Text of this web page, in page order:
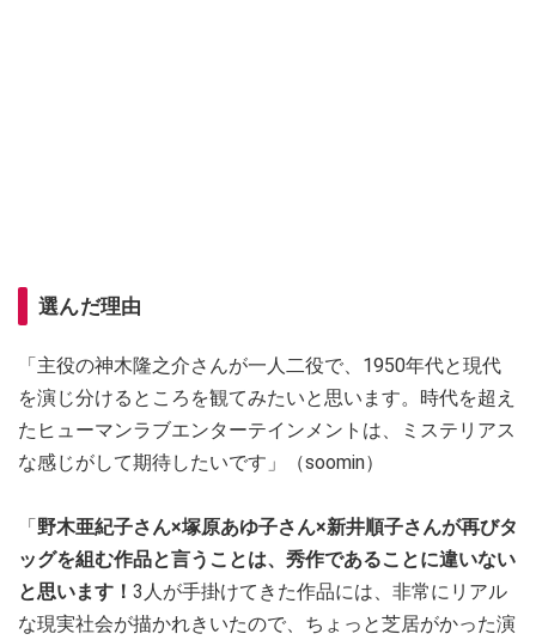
選んだ理由
「主役の神木隆之介さんが一人二役で、1950年代と現代
を演じ分けるところを観てみたいと思います。時代を超え
たヒューマンラブエンターテインメントは、ミステリアス
な感じがして期待したいです」（soomin）
「野木亜紀子さん×塚原あゆ子さん×新井順子さんが再びタ
ッグを組む作品と言うことは、秀作であることに違いない
と思います！ 3人が手掛けてきた作品には、非常にリアル
な現実社会が描かれきいたので、ちょっと芝居がかった演